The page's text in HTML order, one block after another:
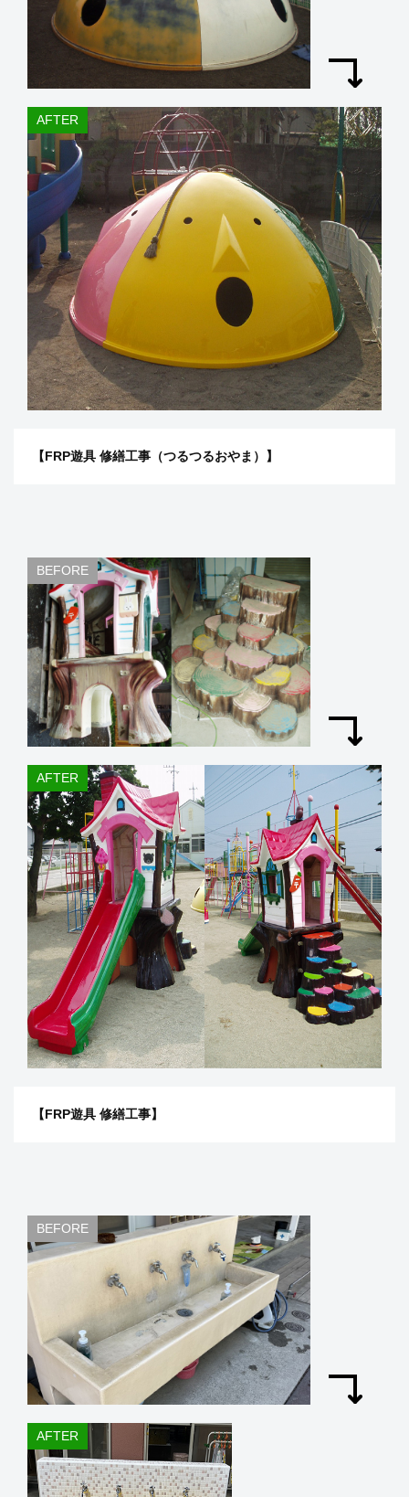
【FRP遊具 修繕工事（つるつるおやま）】​​​​​​​
【FRP遊具 修繕工事】